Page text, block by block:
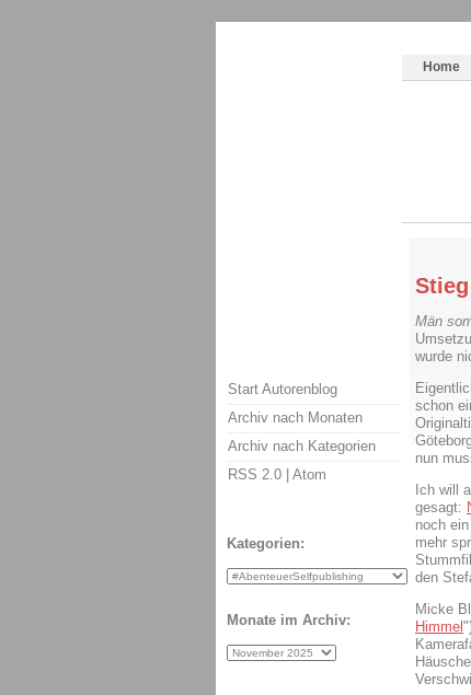
Home
Män
wurde
schon
nun
Ich will
gesagt:
noch
mehr
den
Micke
Himmel
Start Autorenblog
Archiv nach Monaten
Archiv nach Kategorien
RSS 2.0 | Atom
Kategorien:
Monate im Archiv: